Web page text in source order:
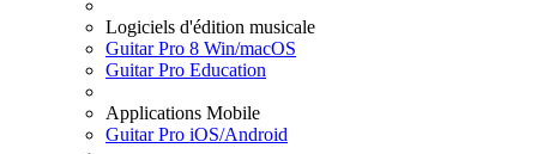
Logiciels d'édition musicale
Guitar Pro 8 Win/macOS
Guitar Pro Education
Applications Mobile
Guitar Pro iOS/Android